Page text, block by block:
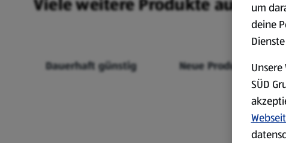
Dauerhaft günstig Neue Produkte
um
deine
SÜD